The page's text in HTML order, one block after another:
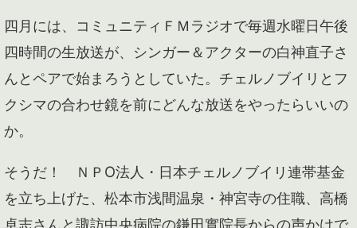
四月には、コミュニティＦＭラジオで毎週水曜日午後
四時間の生放送が、シンガー＆アクターの白神直子さ
んとペアで始まろうとしていた。チェルノブイリとフ
クシマの合わせ鏡を前にどんな放送をやったらいいの
か。
そうだ！ ＮＰО法人・日本チェルノブイリ連帯基金
を立ち上げた、松本市浅間温泉・神宮寺の住職、高橋
卓志さんと諏訪中央病院の鎌田實院長からの声かけで